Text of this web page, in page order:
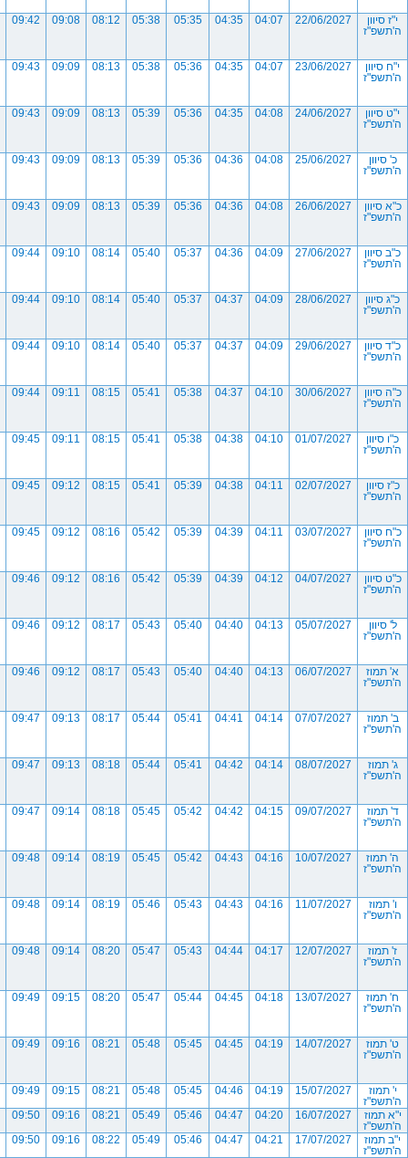
י"ז סיוון
ה'תשפ"ז
22/06/2027
04:07
04:35
05:35
05:38
08:12
09:08
09:42
י"ח סיוון
ה'תשפ"ז
23/06/2027
04:07
04:35
05:36
05:38
08:13
09:09
09:43
י"ט סיוון
ה'תשפ"ז
24/06/2027
04:08
04:35
05:36
05:39
08:13
09:09
09:43
כ' סיוון
ה'תשפ"ז
25/06/2027
04:08
04:36
05:36
05:39
08:13
09:09
09:43
כ"א סיוון
ה'תשפ"ז
26/06/2027
04:08
04:36
05:36
05:39
08:13
09:09
09:43
כ"ב סיוון
ה'תשפ"ז
27/06/2027
04:09
04:36
05:37
05:40
08:14
09:10
09:44
כ"ג סיוון
ה'תשפ"ז
28/06/2027
04:09
04:37
05:37
05:40
08:14
09:10
09:44
כ"ד סיוון
ה'תשפ"ז
29/06/2027
04:09
04:37
05:37
05:40
08:14
09:10
09:44
כ"ה סיוון
ה'תשפ"ז
30/06/2027
04:10
04:37
05:38
05:41
08:15
09:11
09:44
כ"ו סיוון
ה'תשפ"ז
01/07/2027
04:10
04:38
05:38
05:41
08:15
09:11
09:45
כ"ז סיוון
ה'תשפ"ז
02/07/2027
04:11
04:38
05:39
05:41
08:15
09:12
09:45
כ"ח סיוון
ה'תשפ"ז
03/07/2027
04:11
04:39
05:39
05:42
08:16
09:12
09:45
כ"ט סיוון
ה'תשפ"ז
04/07/2027
04:12
04:39
05:39
05:42
08:16
09:12
09:46
ל' סיוון
ה'תשפ"ז
05/07/2027
04:13
04:40
05:40
05:43
08:17
09:12
09:46
א' תמוז
ה'תשפ"ז
06/07/2027
04:13
04:40
05:40
05:43
08:17
09:12
09:46
ב' תמוז
ה'תשפ"ז
07/07/2027
04:14
04:41
05:41
05:44
08:17
09:13
09:47
ג' תמוז
ה'תשפ"ז
08/07/2027
04:14
04:42
05:41
05:44
08:18
09:13
09:47
ד' תמוז
ה'תשפ"ז
09/07/2027
04:15
04:42
05:42
05:45
08:18
09:14
09:47
ה' תמוז
ה'תשפ"ז
10/07/2027
04:16
04:43
05:42
05:45
08:19
09:14
09:48
ו' תמוז
ה'תשפ"ז
11/07/2027
04:16
04:43
05:43
05:46
08:19
09:14
09:48
ז' תמוז
ה'תשפ"ז
12/07/2027
04:17
04:44
05:43
05:47
08:20
09:14
09:48
ח' תמוז
ה'תשפ"ז
13/07/2027
04:18
04:45
05:44
05:47
08:20
09:15
09:49
ט' תמוז
ה'תשפ"ז
14/07/2027
04:19
04:45
05:45
05:48
08:21
09:16
09:49
י' תמוז
ה'תשפ"ז
15/07/2027
04:19
04:46
05:45
05:48
08:21
09:15
09:49
י"א תמוז
ה'תשפ"ז
16/07/2027
04:20
04:47
05:46
05:49
08:21
09:16
09:50
י"ב תמוז
ה'תשפ"ז
17/07/2027
04:21
04:47
05:46
05:49
08:22
09:16
09:50